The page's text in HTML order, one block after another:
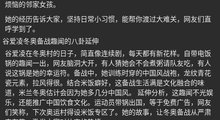
烦恼的邻家女孩。
她的经历告诉大家，坚持日常小习惯，能帮你渡过大难关，网友们直
呼学到了。
谷爱凌冬奥备战趣闻的八卦延伸
谷爱凌在冬奥村的日子，简直像连续剧，每天都有新花样。自带电饭
锅的趣闻一出，网友脑洞大开，有人猜她会不会煮粥请队友吃，有人
说这锅是她的幸运符。备战中，她训练时穿的中国风战袍，龙纹青花
瓷元素，拉风得很。结合米饭癖好，这备战生活满是文化融合的味
道，米兰冬奥估计会因为她多几分中国风。 延伸分析，这趣闻不光娱
乐，还能推广中国饮食文化。运动员带锅出国，等于免费广告，网友
们笑称，下次奥运村得设米饭专区了。她的故事，让冬奥备战从严肃